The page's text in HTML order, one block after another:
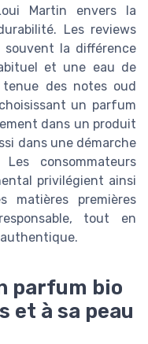
Martin envers la
Les reviews
souvent la différence
et une eau de
des notes oud
un parfum
dans un produit
dans une démarche
consommateurs
privilégient ainsi
matières premières
tout en
parfum bio
et à sa peau